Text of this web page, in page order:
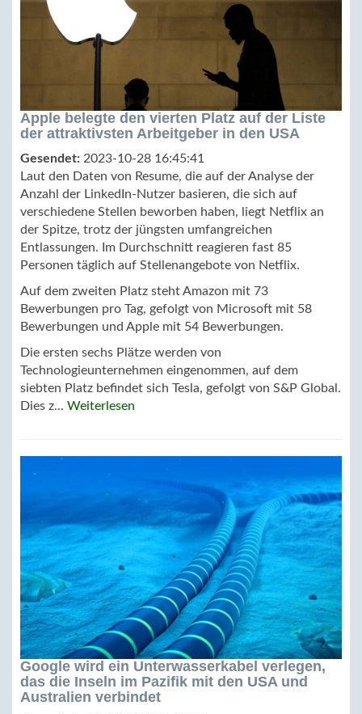
Apple belegte den vierten Platz auf der Liste
der attraktivsten Arbeitgeber in den USA
Gesendet: 2023-10-28 16:45:41
Laut den Daten von Resume, die auf der Analyse der
Anzahl der LinkedIn-Nutzer basieren, die sich auf
verschiedene Stellen beworben haben, liegt Netflix an
der Spitze, trotz der jüngsten umfangreichen
Entlassungen. Im Durchschnitt reagieren fast 85
Personen täglich auf Stellenangebote von Netflix.
Auf dem zweiten Platz steht Amazon mit 73
Bewerbungen pro Tag, gefolgt von Microsoft mit 58
Bewerbungen und Apple mit 54 Bewerbungen.
Die ersten sechs Plätze werden von
Technologieunternehmen eingenommen, auf dem
siebten Platz befindet sich Tesla, gefolgt von S&P Global.
Dies z... Weiterlesen
Google wird ein Unterwasserkabel verlegen,
das die Inseln im Pazifik mit den USA und
Australien verbindet